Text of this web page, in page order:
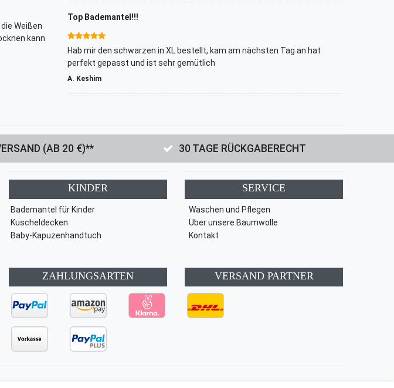
Weißen
kann
Top Bademantel!!!
Hab mir den schwarzen in XL bestellt, kam am nächsten Tag an hat
perfekt gepasst und ist sehr gemütlich
A. Keshim
(AB 20 €)** 30 TAGE RÜCKGABERECHT
KINDER
Bademantel für Kinder
Kuscheldecken
Baby-Kapuzenhandtuch
SERVICE
Waschen und Pflegen
Über unsere Baumwolle
Kontakt
ZAHLUNGSARTEN VERSAND PARTNER